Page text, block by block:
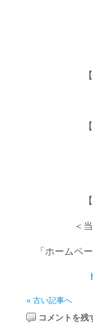
【診療時
【休
【完全
＜当日予約
「ホームペー
« 古い記事へ
コメントを残